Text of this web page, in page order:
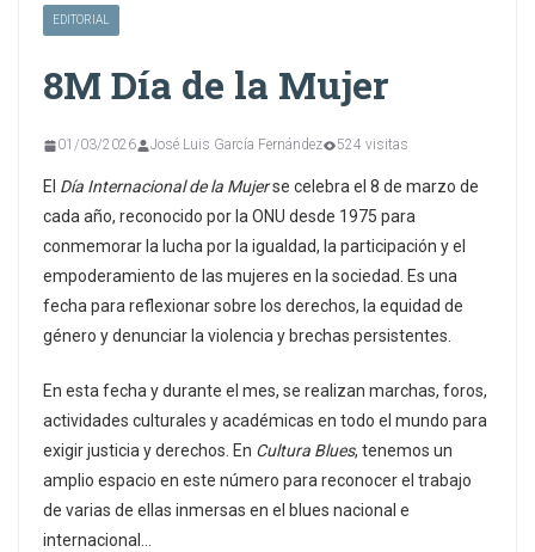
EDITORIAL
8M Día de la Mujer
01/03/2026 José Luis García Fernández 524 visitas
El Día Internacional de la Mujerse celebra el 8 de marzo de
cada año, reconocido por la ONU desde 1975 para
conmemorar la lucha por la igualdad, la participación y el
empoderamiento de las mujeres en la sociedad. Es una
fecha para reflexionar sobre los derechos, la equidad de
género y denunciar la violencia y brechas persistentes.
En esta fecha y durante el mes, se realizan marchas, foros,
actividades culturales y académicas en todo el mundo para
exigir justicia y derechos. En Cultura Blues, tenemos un
amplio espacio en este número para reconocer el trabajo
de varias de ellas inmersas en el blues nacional e
internacional…